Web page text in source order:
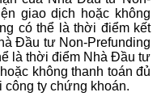
giao dịch hoặc không
có thể là thời điểm kết
Đầu tư Non-Prefunding
là thời điểm Nhà Đầu tư
không thanh toán đủ
công ty chứng khoán.